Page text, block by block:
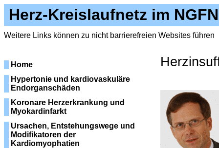
Herz-Kreislaufnetz im NGFN
Weitere Links können zu nicht barrierefreien Websites führen
Home
Hypertonie und kardiovaskuläre
Endorganschäden
Koronare Herzerkrankung und
Myokardinfarkt
Ursachen, Entstehungswege und
Modifikatoren der
Kardiomyophatien